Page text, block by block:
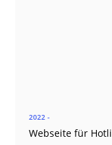
2022 -
Webseite für